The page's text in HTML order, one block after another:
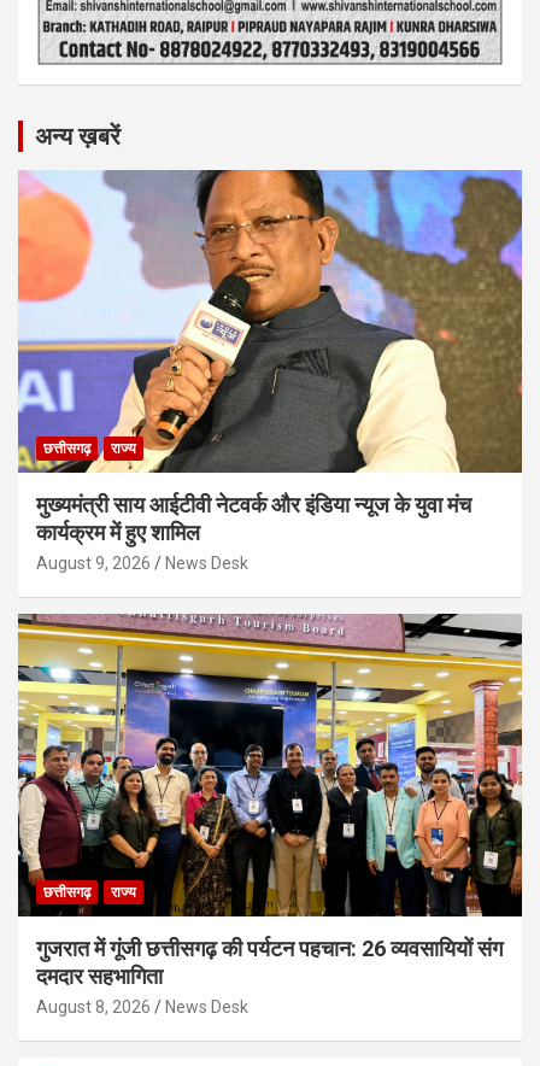
अन्य ख़बरें
छत्तीसगढ़ राज्य
मुख्यमंत्री साय आईटीवी नेटवर्क और इंडिया न्यूज के युवा मंच
कार्यक्रम में हुए शामिल
August 9, 2026 News Desk
छत्तीसगढ़ राज्य
गुजरात में गूंजी छत्तीसगढ़ की पर्यटन पहचान: 26 व्यवसायियों संग
दमदार सहभागिता
August 8, 2026 News Desk